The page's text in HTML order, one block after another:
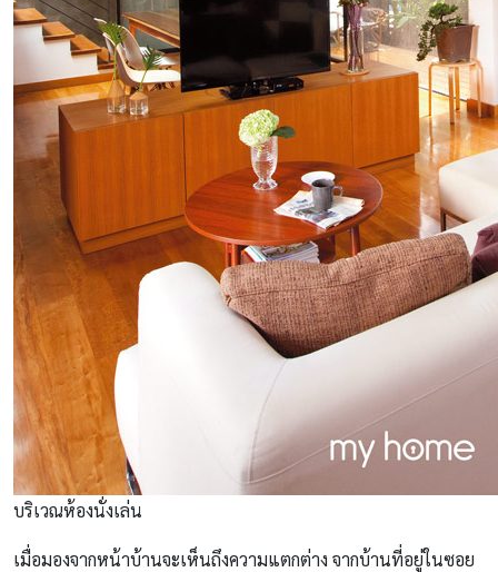
บริเวณห้องนั่งเล่น
เมื่อมองจากหน้าบ้านจะเห็นถึงความแตกต่าง จากบ้านที่อยู่ในซอย